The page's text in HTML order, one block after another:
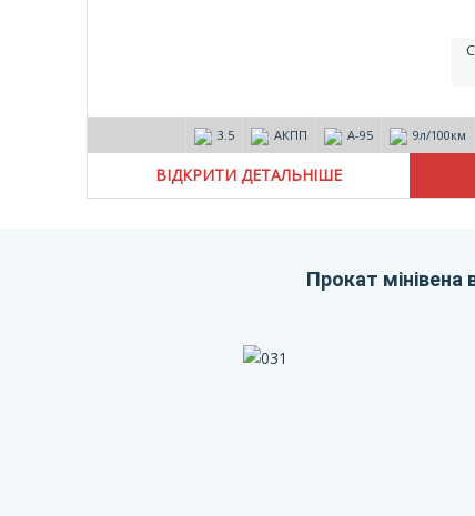
3.5 АКПП А-95 9л/100км
ВІДКРИТИ ДЕТАЛЬНІШЕ
Прокат мінівена